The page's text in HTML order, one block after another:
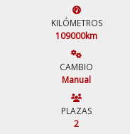
KILÓMETROS
109000km
CAMBIO
Manual
PLAZAS
2